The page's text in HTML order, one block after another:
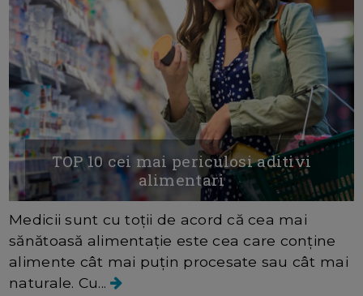
TOP 10 cei mai periculosi aditivi
alimentari
Medicii sunt cu toții de acord că cea mai
sănătoasă alimentație este cea care conține
alimente cât mai puțin procesate sau cât mai
naturale. Cu...